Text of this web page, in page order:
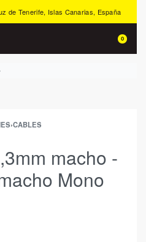
de Tenerife, Islas Canarias, España
0
›CABLES
macho -
Mono